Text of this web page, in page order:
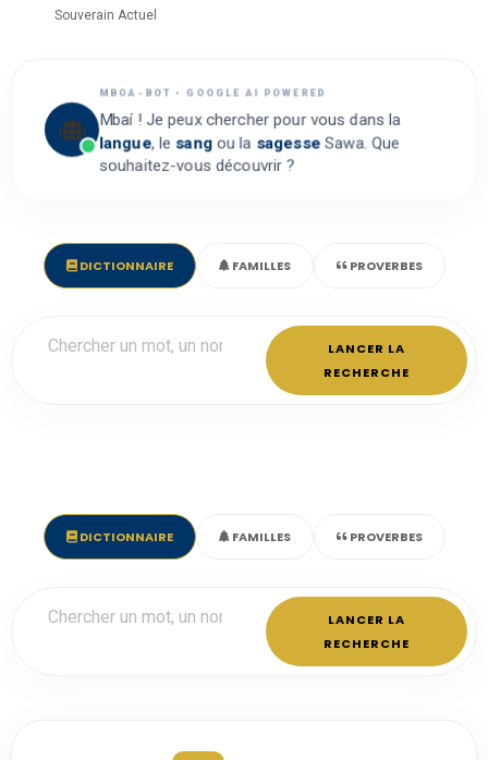
Souverain Actuel
MBOA-BOT • GOOGLE AI POWERED
Mbaí ! Je peux chercher pour vous dans la
langue, le sangou la sagesse Sawa. Que
souhaitez-vous découvrir ?
DICTIONNAIRE FAMILLES PROVERBES
LANCER LA
RECHERCHE
DICTIONNAIRE FAMILLES PROVERBES
LANCER LA
RECHERCHE